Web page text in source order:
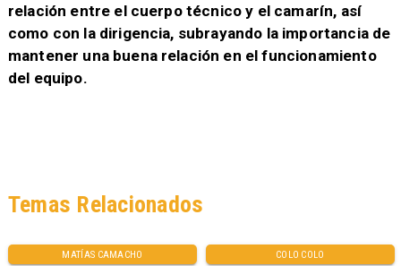
relación entre el cuerpo técnico y el camarín, así
como con la dirigencia, subrayando la importancia de
mantener una buena relación en el funcionamiento
del equipo.
MATÍAS CAMACHO COLO COLO
Temas Relacionados